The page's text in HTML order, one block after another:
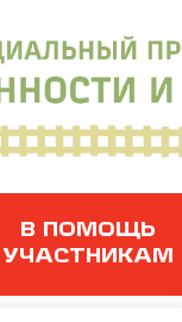
В ПОМОЩЬ
УЧАСТНИКАМ